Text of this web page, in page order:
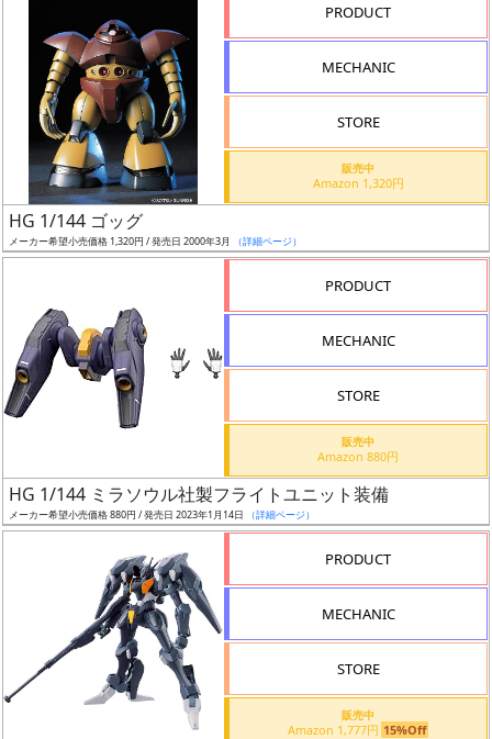
割
引
店
舗
PRODUCT
MECHANIC
STORE
販売中
Amazon 1,320円
HG 1/144 ゴッグ
メーカー希望小売価格 1,320円 / 発売日 2000年3月 （詳細ページ）
PRODUCT
MECHANIC
STORE
販売中
Amazon 880円
HG 1/144 ミラソウル社製フライトユニット装備
メーカー希望小売価格 880円 / 発売日 2023年1月14日 （詳細ページ）
PRODUCT
MECHANIC
STORE
販売中
Amazon 1,777円 15%Off